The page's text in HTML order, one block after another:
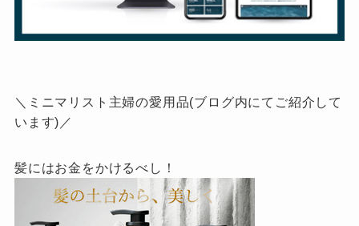
＼ミニマリスト主婦の愛用品(ブログ内にてご紹介して
います)／
髪にはお金をかけるべし！